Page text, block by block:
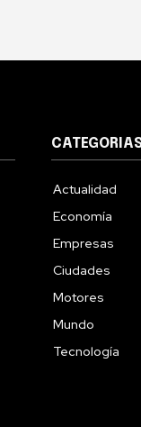
Actualidad
Economía
Empresas
Ciudades
Motores
Mundo
Tecnología